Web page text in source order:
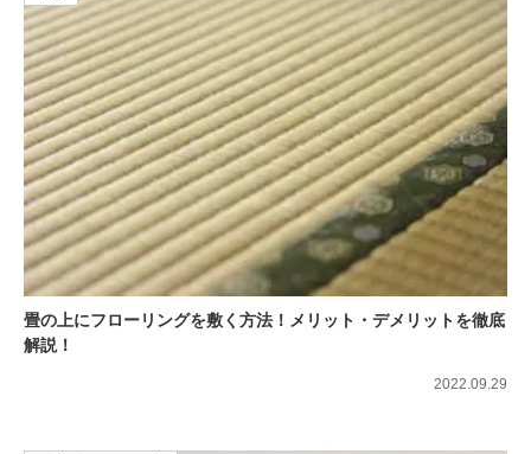
畳の上にフローリングを敷く方法！メリット・デメリットを徹底
解説！
2022.09.29